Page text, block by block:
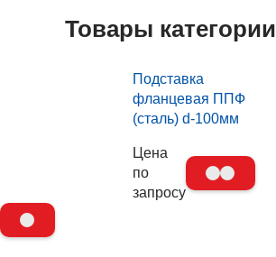
Товары категории
Подставка
фланцевая ППФ
(сталь) d-100мм
Цена
по
запросу